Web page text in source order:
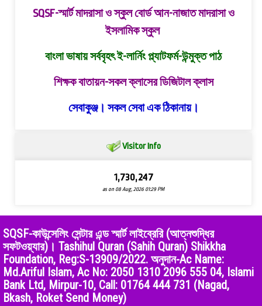
SQSF-স্মার্ট মাদরাসা ও স্কুল বোর্ড আন-নাজাত মাদরাসা ও
ইসলামিক স্কুল
বাংলা ভাষায় সর্ববৃহৎ ই-লার্নিং প্ল্যাটফর্ম-উন্মুক্ত পাঠ
শিক্ষক বাতায়ন-সকল ক্লাসের ডিজিটাল ক্লাস
সেবাকুঞ্জ। সকল সেবা এক ঠিকানায়।
Visitor Info
1,730,247
as on 08 Aug, 2026 01:29 PM
SQSF-কাউন্সেলিং সেন্টার এন্ড স্মার্ট লাইব্রেরি (আত্নশুদ্ধির
সফটওয়্যার)। Tashihul Quran (Sahih Quran) Shikkha
Foundation, Reg:S-13909/2022. অনুদান-Ac Name:
Md.Ariful Islam, Ac No: 2050 1310 2096 555 04, Islami
Bank Ltd, Mirpur-10, Call: 01764 444 731 (Nagad,
Bkash, Roket Send Money)